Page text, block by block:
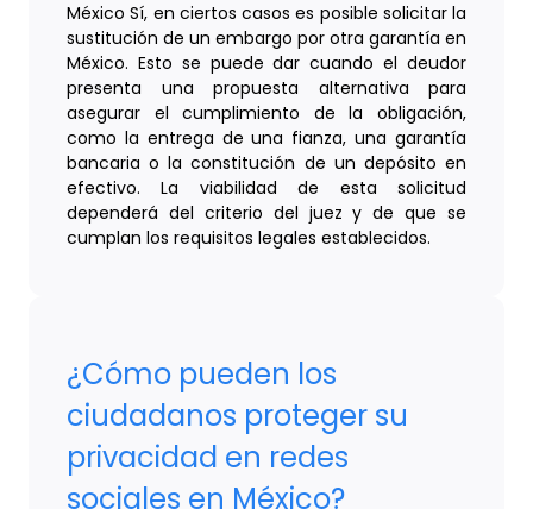
México Sí, en ciertos casos es posible solicitar la
sustitución de un embargo por otra garantía en
México. Esto se puede dar cuando el deudor
presenta una propuesta alternativa para
asegurar el cumplimiento de la obligación,
como la entrega de una fianza, una garantía
bancaria o la constitución de un depósito en
efectivo. La viabilidad de esta solicitud
dependerá del criterio del juez y de que se
cumplan los requisitos legales establecidos.
¿Cómo pueden los
ciudadanos proteger su
privacidad en redes
sociales en México?